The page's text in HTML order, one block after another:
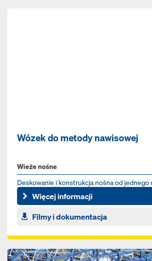
Wózek do metody nawisowej
Wieże nośne
Deskowanie i konstrukcja nośna od jednego
Więcej informacji
Filmy i dokumentacja